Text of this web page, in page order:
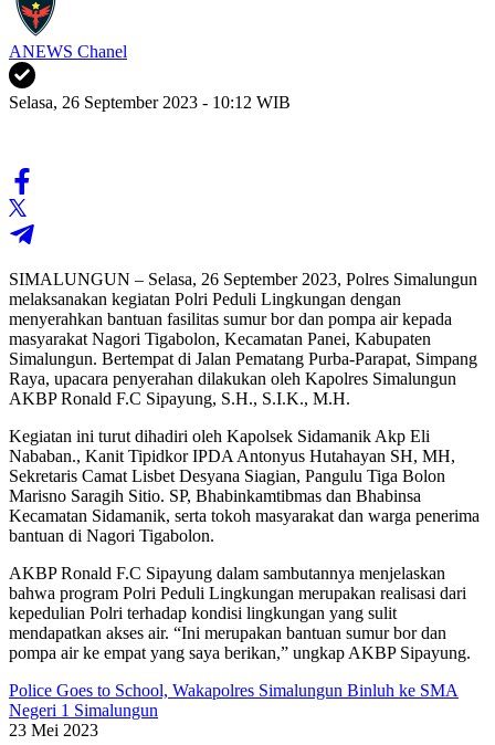
ANEWS Chanel
Selasa, 26 September 2023 - 10:12 WIB
SIMALUNGUN – Selasa, 26 September 2023, Polres Simalungun
melaksanakan kegiatan Polri Peduli Lingkungan dengan
menyerahkan bantuan fasilitas sumur bor dan pompa air kepada
masyarakat Nagori Tigabolon, Kecamatan Panei, Kabupaten
Simalungun. Bertempat di Jalan Pematang Purba-Parapat, Simpang
Raya, upacara penyerahan dilakukan oleh Kapolres Simalungun
AKBP Ronald F.C Sipayung, S.H., S.I.K., M.H.
Kegiatan ini turut dihadiri oleh Kapolsek Sidamanik Akp Eli
Nababan., Kanit Tipidkor IPDA Antonyus Hutahayan SH, MH,
Sekretaris Camat Lisbet Desyana Siagian, Pangulu Tiga Bolon
Marisno Saragih Sitio. SP, Bhabinkamtibmas dan Bhabinsa
Kecamatan Sidamanik, serta tokoh masyarakat dan warga penerima
bantuan di Nagori Tigabolon.
AKBP Ronald F.C Sipayung dalam sambutannya menjelaskan
bahwa program Polri Peduli Lingkungan merupakan realisasi dari
kepedulian Polri terhadap kondisi lingkungan yang sulit
mendapatkan akses air. “Ini merupakan bantuan sumur bor dan
pompa air ke empat yang saya berikan,” ungkap AKBP Sipayung.
Police Goes to School, Wakapolres Simalungun Binluh ke SMA
Negeri 1 Simalungun
23 Mei 2023